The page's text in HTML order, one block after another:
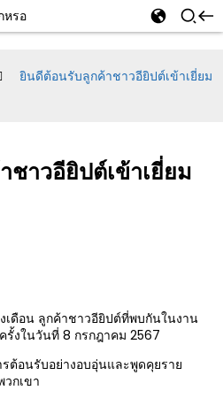
ยินดีต้อนรับลูกค้าชาวอียิปต์เข้าเยี่ยม
าวอียิปต์เข้าเยี่ยม
เดือน ลูกค้าชาวอียิปต์ที่พบกันในงาน
งในวันที่ 8 กรกฎาคม 2567
รต้อนรับอย่างอบอุ่นและพูดคุยราย
กเขา